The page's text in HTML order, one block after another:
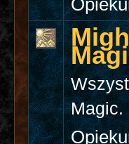
Magic.